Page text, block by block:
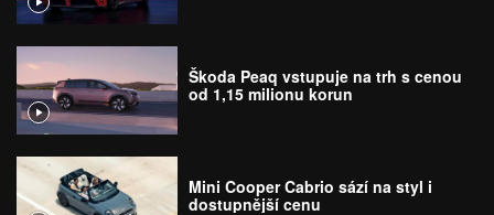
Škoda Peaq vstupuje na trh s cenou
od 1,15 milionu korun
Mini Cooper Cabrio sází na styl i
dostupnější cenu